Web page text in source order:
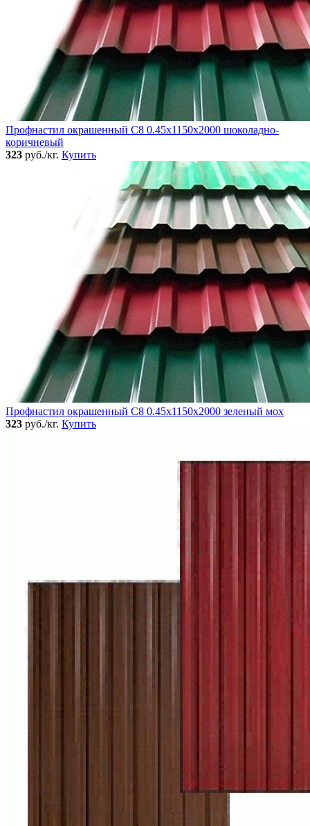
Профнастил окрашенный C8 0.45x1150x2000 шоколадно-
коричневый
323 руб./кг. Купить
Профнастил окрашенный C8 0.45x1150x2000 зеленый мох
323 руб./кг. Купить